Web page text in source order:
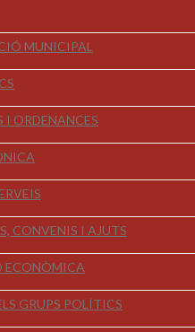
MUNICIPAL
I ORDENANCES
CONVENIS I AJUTS
ECONÒMICA
GRUPS POLÍTICS